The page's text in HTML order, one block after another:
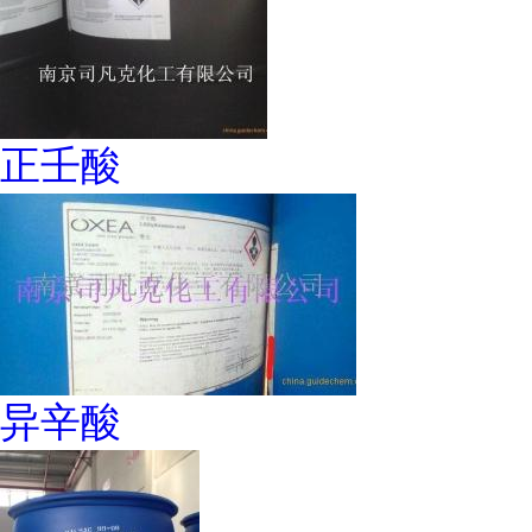
正壬酸
异辛酸